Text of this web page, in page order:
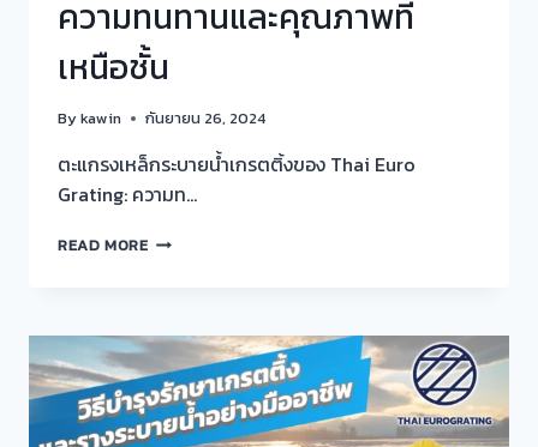
ความทนทานและคุณภาพที่
เหนือชั้น
Bykawin กันยายน 26, 2024
ตะแกรงเหล็กระบายน้ำเกรตติ้งของ Thai Euro
Grating: ความท…
READ MOREตะแกรง
เก
ติ้ง
ของ
THAI